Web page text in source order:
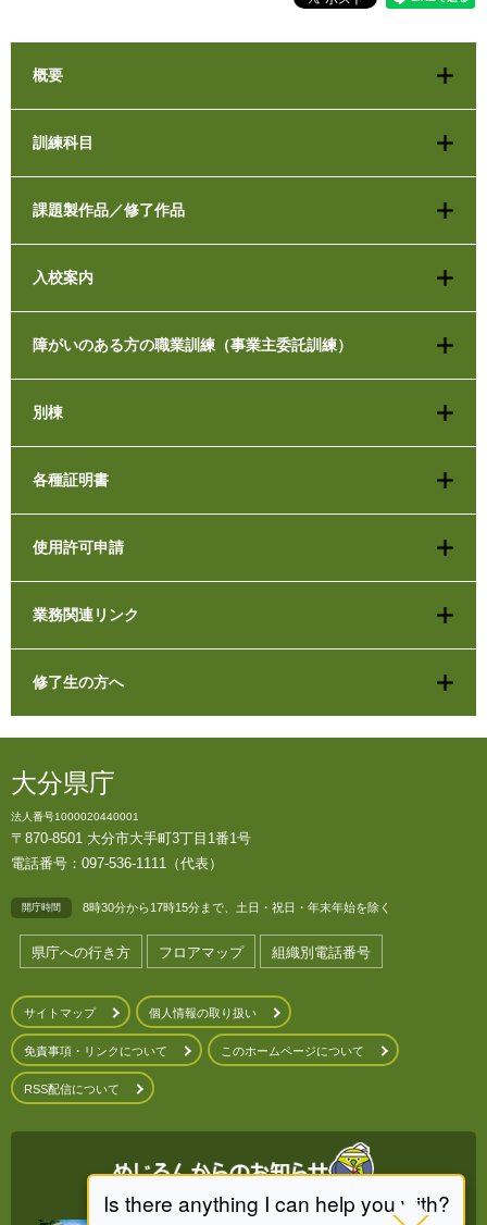
概要
訓練科目
課題製作品／修了作品
入校案内
障がいのある方の職業訓練（事業主委託訓練）
別棟
各種証明書
使用許可申請
業務関連リンク
修了生の方へ
大分県庁
法人番号1000020440001
〒870-8501 大分市大手町3丁目1番1号
電話番号：097-536-1111（代表）
開庁時間 8時30分から17時15分まで、土日・祝日・年末年始を除く
県庁への行き方 フロアマップ 組織別電話番号
サイトマップ 個人情報の取り扱い
免責事項・リンクについて このホームページについて
RSS配信について